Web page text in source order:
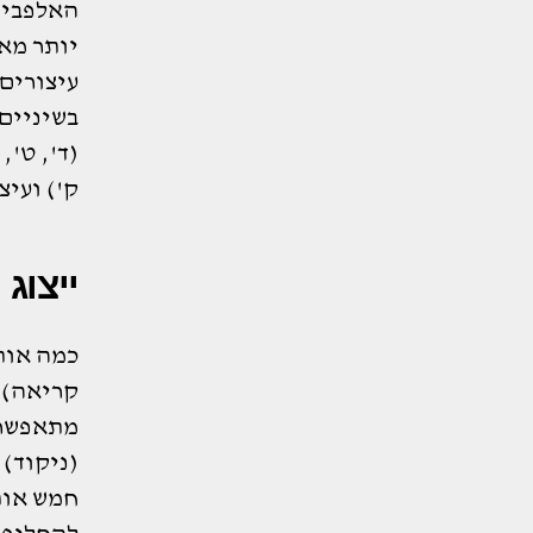
יותר
(ד', ט',
ק')
כמה
חמש